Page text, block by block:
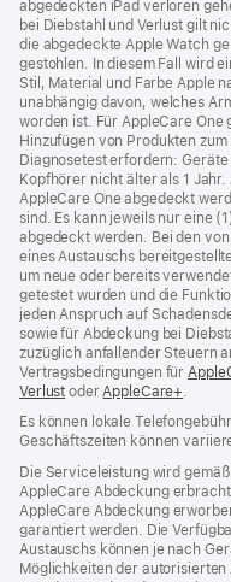
abgedeckten iPad verloren
bei Diebstahl und Verlust gilt
die abgedeckte Apple Watch
gestohlen. In diesem Fall wird
Stil, Material und Farbe Apple
unabhängig davon, welches
worden ist. Für AppleCare One
Hinzufügen von Produkten
Diagnosetest erfordern:
Kopfhörer nicht älter als 1
AppleCare One abgedeckt
sind. Es kann jeweils nur eine
abgedeckt werden. Bei den
eines Austauschs
um neue oder bereits
getestet wurden und die
jeden Anspruch auf
sowie für Abdeckung bei
zuzüglich anfallender Steuern
Vertragsbedingungen für
Verlust (Öffnet
neues
Fenster)
oder AppleCare+
neues
Es können lokale
Geschäftszeiten können
Die Serviceleistung wird
AppleCare Abdeckung
AppleCare Abdeckung
garantiert werden. Die
Austauschs können je nach
Möglichkeiten der